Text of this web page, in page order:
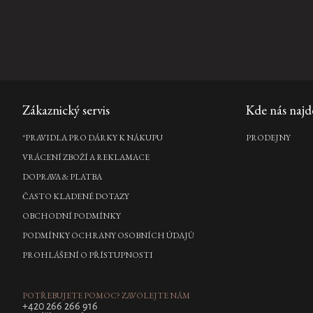
Zápatí
Zákaznický servis
*PRAVIDLA PRO DÁRKY K NÁKUPU
VRÁCENÍ ZBOŽÍ A REKLAMACE
DOPRAVA & PLATBA
ČASTO KLADENÉ DOTAZY
OBCHODNÍ PODMÍNKY
PODMÍNKY OCHRANY OSOBNÍCH ÚDAJŮ
PROHLÁŠENÍ O PŘÍSTUPNOSTI
Kde nás
PRODEJNY
POTŘEBUJETE POMOC? ZAVOLEJTE NÁM
+420 266 266 916